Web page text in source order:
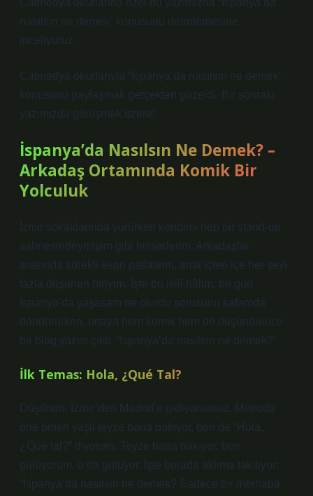
Catmedya okurlarına özel bu yazımızda “İspanya’da
nasılsın ne demek” konusunu derinlemesine
inceliyoruz.
Catmedya okurlarıyla “İspanya’da nasılsın ne demek”
konusunu paylaşmak gerçekten güzeldi. Bir sonraki
yazımızda görüşmek üzere!
İspanya’da Nasılsın Ne Demek? –
Arkadaş Ortamında Komik Bir
Yolculuk
İzmir sokaklarında yürürken kendimi hep bir stand-up
sahnesindeymişim gibi hissederim. Arkadaşlar
arasında sürekli espri patlatırım, ama içten içe her şeyi
fazla düşünen biriyim. İşte bu ikili hâlim, bir gün
İspanya’da yaşasam ne olurdu sorusunu kafamda
döndürürken, ortaya hem komik hem de düşündürücü
bir blog yazısı çıktı: “İspanya’da nasılsın ne demek?”
İlk Temas: Hola, ¿Qué Tal?
Düşünün, İzmir’den Madrid’e gidiyorsunuz. Metroda
öne binen yaşlı teyze bana bakıyor, ben de “Hola,
¿Qué tal?” diyorum. Teyze bana bakıyor, ben
gülüyorum, o da gülüyor. İşte burada aklıma takılıyor:
“İspanya’da nasılsın ne demek? Sadece bir merhaba